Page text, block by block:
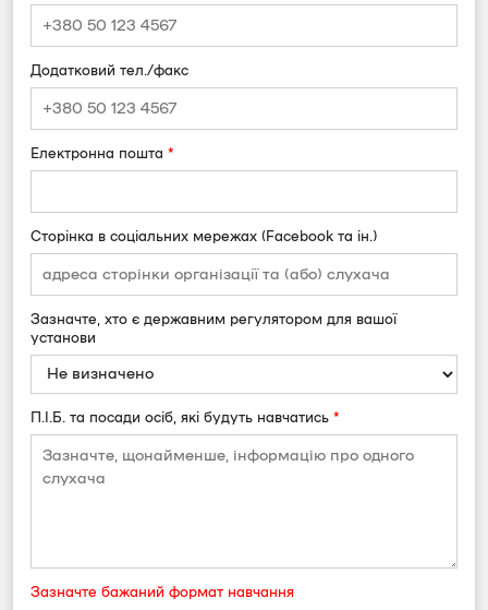
Додатковий тел./факс
Електронна пошта *
Сторінка в соціальних мережах (Facebook та ін.)
Зазначте, хто є державним регулятором для вашої
установи
П.І.Б. та посади осіб, які будуть навчатись *
Зазначте бажаний формат навчання